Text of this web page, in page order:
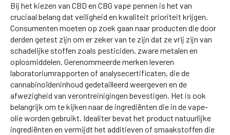
Bij het kiezen van CBD en CBG vape pennen is het van
cruciaal belang dat veiligheid en kwaliteit prioriteit krijgen.
Consumenten moeten op zoek gaan naar producten die door
derden getest zijn om er zeker van te zijn dat ze vrij zijn van
schadelijke stoffen zoals pesticiden, zware metalen en
oplosmiddelen. Gerenommeerde merken leveren
laboratoriumrapporten of analysecertificaten, die de
cannabinoïdeninhoud gedetailleerd weergeven en de
afwezigheid van verontreinigingen bevestigen. Het is ook
belangrijk om te kijken naar de ingrediënten die in de vape-
olie worden gebruikt. Idealiter bevat het product natuurlijke
ingrediënten en vermijdt het additieven of smaakstoffen die